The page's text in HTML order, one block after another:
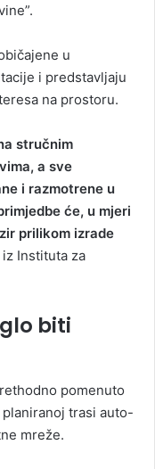
u
i predstavljaju
na prostoru.
stručnim
a sve
i razmotrene u
će, u mjeri
prilikom izrade
Instituta za
biti
pomenuto
trasi auto-
mreže.